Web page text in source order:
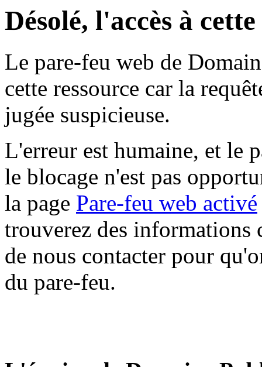
Désolé, l'accès à
Le pare-feu web de
cette ressource car la
jugée suspicieuse.
L'erreur est humaine, et le
le blocage n'est pas
la page Pare-feu web activé
trouverez des informations
de nous contacter pour
du pare-feu.